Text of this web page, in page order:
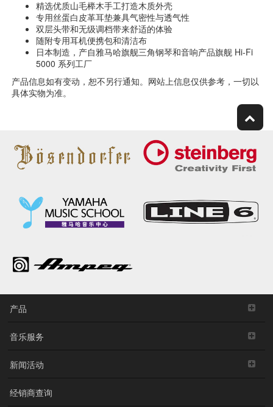
精选优质山毛榉木手工打造木质外壳
专用丝蛋白皮革耳垫兼具气密性与透气性
双层头带和无级调档带来舒适的体验
随附专用耳机便携包和清洁布
日本制造，产自雅马哈旗舰三角钢琴和音响产品旗舰 Hi-Fi
5000 系列工厂
产品信息如有变动，恕不另行通知。网站上信息仅供参考，一切以
具体实物为准。
产品
音乐服务
新闻活动
经销商查询